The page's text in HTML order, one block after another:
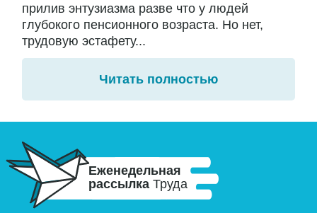
прилив энтузиазма разве что у людей
глубокого пенсионного возраста. Но нет,
трудовую эстафету...
Читать полностью
Еженедельная
рассылка Труда